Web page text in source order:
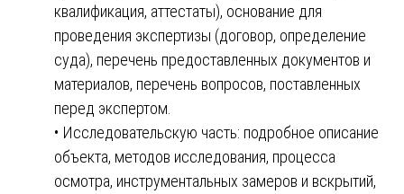
квалификация, аттестаты), основание для
проведения экспертизы (договор, определение
суда), перечень предоставленных документов и
материалов, перечень вопросов, поставленных
перед экспертом.
• Исследовательскую часть: подробное описание
объекта, методов исследования, процесса
осмотра, инструментальных замеров и вскрытий,